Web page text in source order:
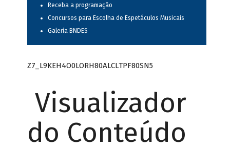
Receba a programação
Concursos para Escolha de Espetáculos Musicais
Galeria BNDES
Z7_L9KEH4O0LORH80ALCLTPF80SN5
Visualizador
do Conteúdo